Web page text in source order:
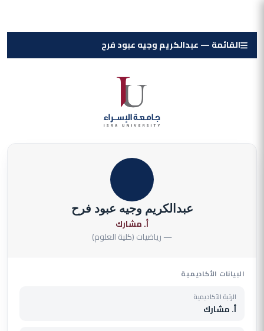
القائمة — عبدالكريم وجيه عبود فرح
عبدالكريم وجيه عبود فرح
أ. مشارك
— رياضيات (كلية العلوم)
البيانات الأكاديمية
الرتبة الأكاديمية
أ. مشارك